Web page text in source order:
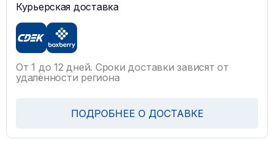
Курьерская доставка
От 1 до 12 дней. Сроки доставки зависят от
удалённости региона
ПОДРОБНЕЕ О ДОСТАВКЕ